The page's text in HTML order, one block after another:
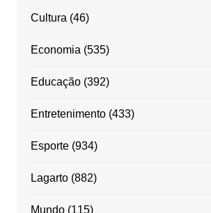
Cultura (46)
Economia (535)
Educação(392)
Entretenimento(433)
Esporte(934)
Lagarto(882)
Mundo(115)